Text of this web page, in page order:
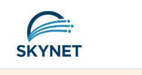
konten